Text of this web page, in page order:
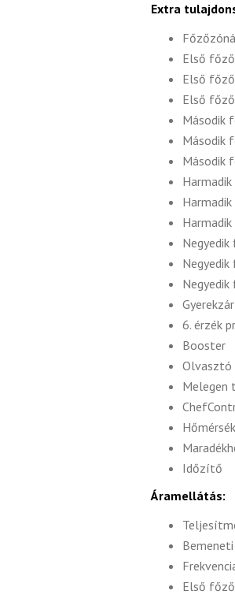
Extra
Első
Első
Első
Második
Második
Második
Gyerekzár
6. érzék
Booster
Olvasztó
Melegen
Időzítő
Áramellátás:
Első